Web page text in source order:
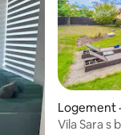
Logement
Vila Sara s